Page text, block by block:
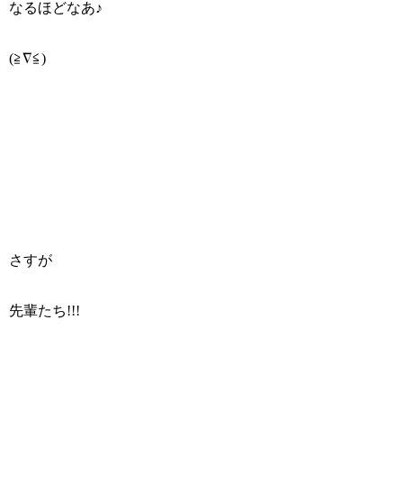
なるほどなあ♪
(≧∇≦)
さすが
先輩たち!!!